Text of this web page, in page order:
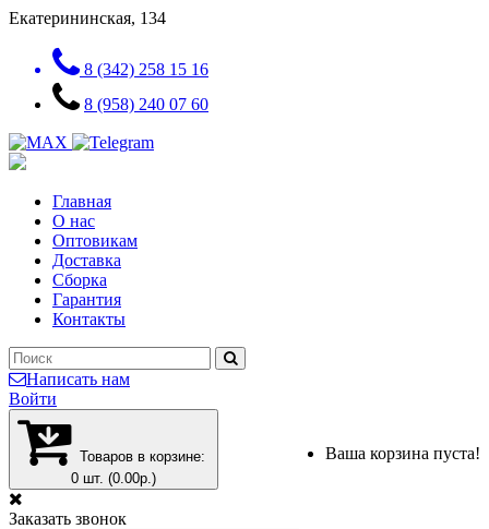
Екатерининская, 134
8 (342) 258 15 16
8 (958) 240 07 60
Главная
О нас
Оптовикам
Доставка
Сборка
Гарантия
Контакты
Написать нам
Войти
Товаров в корзине:
0 шт. (0.00р.)
Ваша корзина пуста!
Заказать звонок